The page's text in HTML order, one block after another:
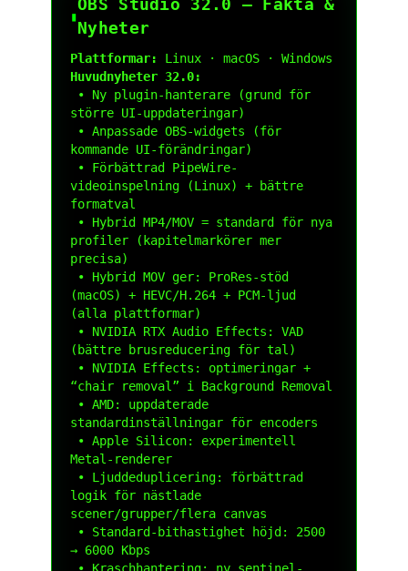
▮
OBS Studio 32.0 — Fakta &
Nyheter
Plattformar:
Huvudnyheter 32.0:
större UI-uppdateringar)
kommande UI-förändringar)
videoinspelning (Linux) + bättre
formatval
profiler (kapitelmarkörer mer
precisa)
(macOS) + HEVC/H.264 + PCM-ljud
(alla plattformar)
(bättre brusreducering för tal)
“chair removal” i Background Removal
standardinställningar för encoders
Metal-renderer
logik för nästlade
scener/grupper/flera canvas
→ 6000 Kbps